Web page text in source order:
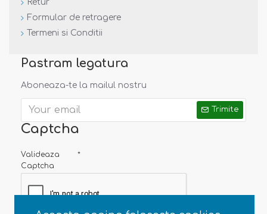
Retur
Formular de retragere
Termeni si Conditii
Pastram legatura
Aboneaza-te la mailul nostru
Trimite
Captcha
Valideaza
Captcha